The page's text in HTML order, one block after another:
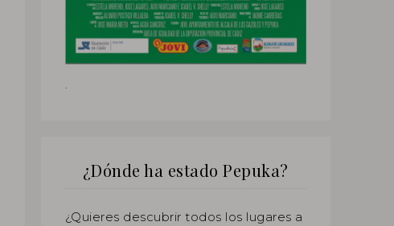
.
¿Dónde ha estado Pepuka?
¿Quieres descubrir todos los lugares a